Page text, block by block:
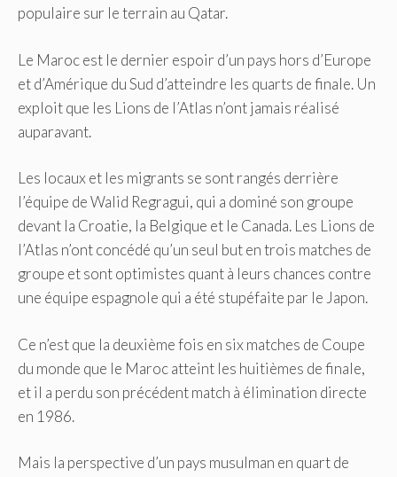
populaire sur le terrain au Qatar.
Le Maroc est le dernier espoir d’un pays hors d’Europe
et d’Amérique du Sud d’atteindre les quarts de finale. Un
exploit que les Lions de l’Atlas n’ont jamais réalisé
auparavant.
Les locaux et les migrants se sont rangés derrière
l’équipe de Walid Regragui, qui a dominé son groupe
devant la Croatie, la Belgique et le Canada. Les Lions de
l’Atlas n’ont concédé qu’un seul but en trois matches de
groupe et sont optimistes quant à leurs chances contre
une équipe espagnole qui a été stupéfaite par le Japon.
Ce n’est que la deuxième fois en six matches de Coupe
du monde que le Maroc atteint les huitièmes de finale,
et il a perdu son précédent match à élimination directe
en 1986.
Mais la perspective d’un pays musulman en quart de